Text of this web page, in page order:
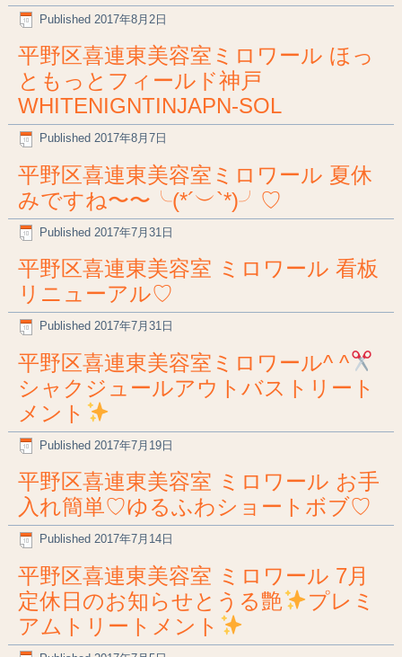
Published 2017年8月2日
平野区喜連東美容室ミロワール ほっ
ともっとフィールド神戸
WHITENIGNTINJAPN-SOL
Published 2017年8月7日
平野区喜連東美容室ミロワール 夏休
みですね〜〜╰(*´︶`*)╯♡
Published 2017年7月31日
平野区喜連東美容室 ミロワール 看板
リニューアル♡
Published 2017年7月31日
平野区喜連東美容室ミロワール^ ^
シャクジュールアウトバストリート
メント
Published 2017年7月19日
平野区喜連東美容室 ミロワール お手
入れ簡単♡ゆるふわショートボブ♡
Published 2017年7月14日
平野区喜連東美容室 ミロワール 7月
定休日のお知らせとうる艶
プレミ
アムトリートメント